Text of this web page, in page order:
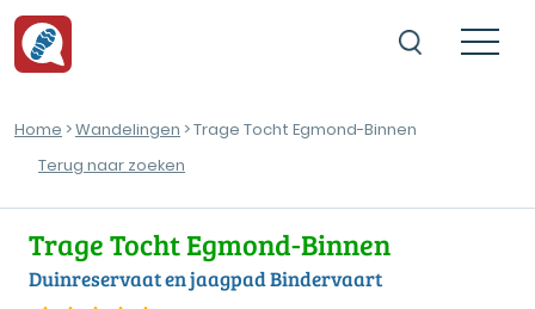
Home >Wandelingen > Trage Tocht Egmond-Binnen
Terug naar zoeken
Trage Tocht Egmond-Binnen
Duinreservaat en jaagpad Bindervaart